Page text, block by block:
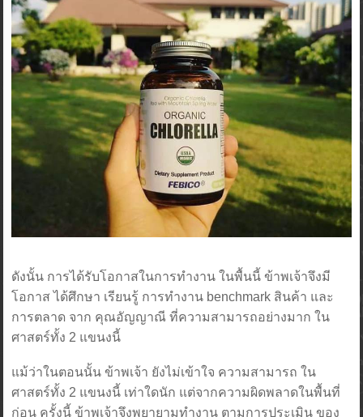
ดังนั้น การได้รับโอกาสในการทำงาน ในพื้นนี้ ข้าพเจ้าจึงมี
โอกาส ได้ศึกษา เรียนรู้ การทำงาน benchmark สินค้า และ
การตลาด จาก คุณอัญญาณี ที่ความสามารถอย่างมาก ใน
ศาสตร์ทั้ง 2 แขนงนี้
แม้ว่าในตอนนั้น ข้าพเจ้า ยังไม่เข้าใจ ความสามารถ ใน
ศาสตร์ทั้ง 2 แขนงนี้ เท่าใดนัก แต่จากความผิดพลาดในพื้นที่
ก่อน ครั้งนี้ ข้าพเจ้าจึงพยายามทำงาน ตามการประเมิน ของ